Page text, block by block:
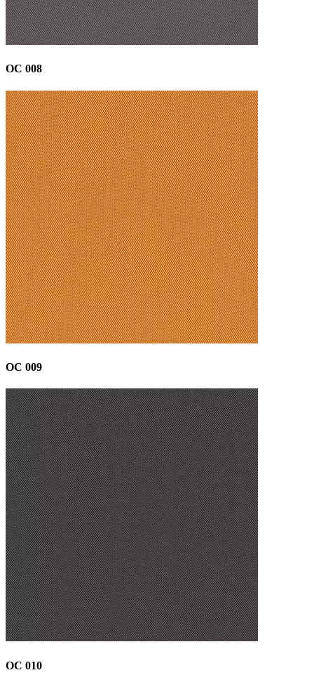
OC 008
OC 009
OC 010